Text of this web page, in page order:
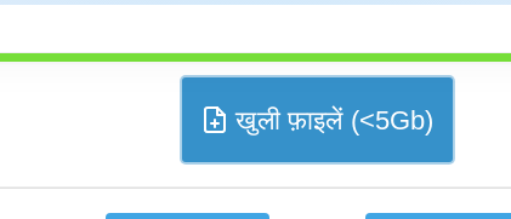
खुली फ़ाइलें (<5Gb)